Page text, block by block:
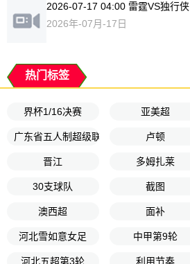
2026-07-17 04:00 雷霆VS独行侠
2026年-07月-17日
热门标签
界杯1/16决赛 亚美超
广东省五人制超级联赛 卢顿
晋江 多姆扎莱
30支球队 截图
澳西超 面补
河北雪如意女足 中甲第9轮
河北五超第3轮 利用节奏